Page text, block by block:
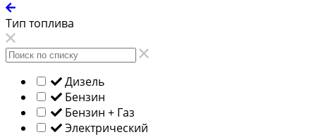
Тип топлива
Дизель
Бензин
Бензин + Газ
Электрический